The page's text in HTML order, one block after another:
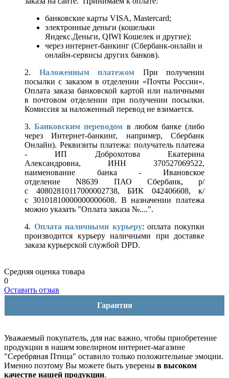
банковские карты VISA, Mastercard;
электронные деньги (кошельки
Яндекс.Деньги, QIWI Кошелек и другие);
через интернет-банкинг (Сбербанк-онлайн и
онлайн-сервисы других банков).
2. Наложенным платежом При получении
посылки с заказом в отделении «Почты России».
Оплата заказа банковской картой или наличными
в почтовом отделении при получении посылки.
Комиссия за наложенный перевод не взимается.
3.Банковским переводом в любом банке (либо
через Интернет-банкинг, например, Сбербанк
Онлайн). Реквизиты платежа: получатель платежа
- ИП Доброхотова Екатерина
Александровна, ИНН 370527069522,
наименование банка - Ивановское
отделение N8639 ПАО Сбербанк, р/
с 40802810117000002738, БИК 042406608, к/
с 30101810000000000608. В назначении платежа
можно указать "Оплата заказа №....".
4. Оплата наличными курьеру: оплата покупки
производится курьеру наличными при доставке
заказа курьерской службой DPD.
Средняя оценка товара
0
Оставить отзыв
Гарантия
Уважаемый покупатель, для нас важно, чтобы приобретение
продукции в нашем ювелирном интернет-магазине
"Серебряная Птица" оставило только положительные эмоции.
Именно поэтому Вы можете быть уверены в высоком
качестве нашей продукции.